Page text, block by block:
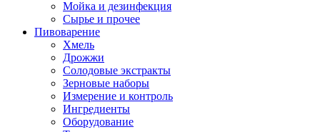
Мойка и дезинфекция
Сырье и прочее
Пивоварение
Хмель
Дрожжи
Солодовые экстракты
Зерновые наборы
Измерение и контроль
Ингредиенты
Оборудование